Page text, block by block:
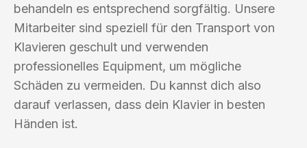
behandeln es entsprechend sorgfältig. Unsere
Mitarbeiter sind speziell für den Transport von
Klavieren geschult und verwenden
professionelles Equipment, um mögliche
Schäden zu vermeiden. Du kannst dich also
darauf verlassen, dass dein Klavier in besten
Händen ist.